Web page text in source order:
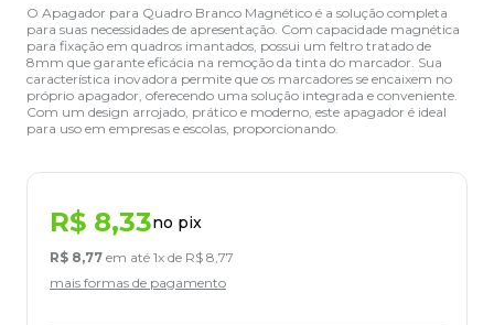
O Apagador para Quadro Branco Magnético é a solução completa
para suas necessidades de apresentação. Com capacidade magnética
para fixação em quadros imantados, possui um feltro tratado de
8mm que garante eficácia na remoção da tinta do marcador. Sua
característica inovadora permite que os marcadores se encaixem no
próprio apagador, oferecendo uma solução integrada e conveniente.
Com um design arrojado, prático e moderno, este apagador é ideal
para uso em empresas e escolas, proporcionando.
R$ 8,33no pix
R$ 8,77 em até 1x de R$ 8,77
mais formas de pagamento